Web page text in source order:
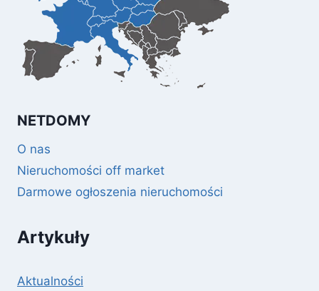
NETDOMY
O nas
Nieruchomości off market
Darmowe ogłoszenia nieruchomości
Artykuły
Aktualności